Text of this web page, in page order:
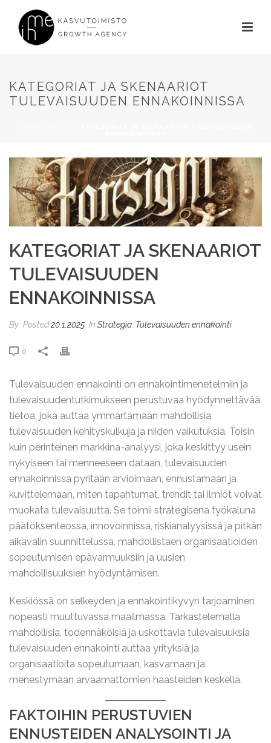
KATEGORIAT JA SKENAARIOT
TULEVAISUUDEN ENNAKOINNISSA
KATEGORIAT JA SKENAARIOT
TULEVAISUUDEN
ENNAKOINNISSA
By Posted20.1.2025 In Strategia Tulevaisuuden ennakointi
0
Tulevaisuuden ennakointi on ennakointimenetelmiin ja
tulevaisuudentutkimukseen perustuvaa hyödynnettävää
tietoa, joka auttaa ymmärtämään mahdollisia
tulevaisuuden kehityskulkuja ja niiden vaikutuksia. Toisin
kuin perinteinen markkina-analyysi, joka keskittyy usein
nykyiseen tai menneeseen dataan, tulevaisuuden
ennakoinnissa pyritään arvioimaan, ennustamaan ja
kuvittelemaan, miten tapahtumat, trendit tai ilmiöt voivat
muokata tulevaisuutta. Se toimii strategisena työkaluna
päätöksenteossa, innovoinnissa, riskianalyysissä ja pitkän
aikavälin suunnittelussa, mahdollistaen organisaatioiden
sopeutumisen epävarmuuksiin ja uusien
mahdollisuuksien hyödyntämisen.
Keskiössä on selkeyden ja ennakointikyvyn tarjoaminen
nopeasti muuttuvassa maailmassa. Tarkastelemalla
mahdollisia, todennäköisiä ja uskottavia tulevaisuuksia
tulevaisuuden ennakointi auttaa yrityksiä ja
organisaatioita sopeutumaan, kasvamaan ja
menestymään arvaamattomien haasteiden keskellä.
FAKTOIHIN PERUSTUVIEN
ENNUSTEIDEN ANALYSOINTI JA